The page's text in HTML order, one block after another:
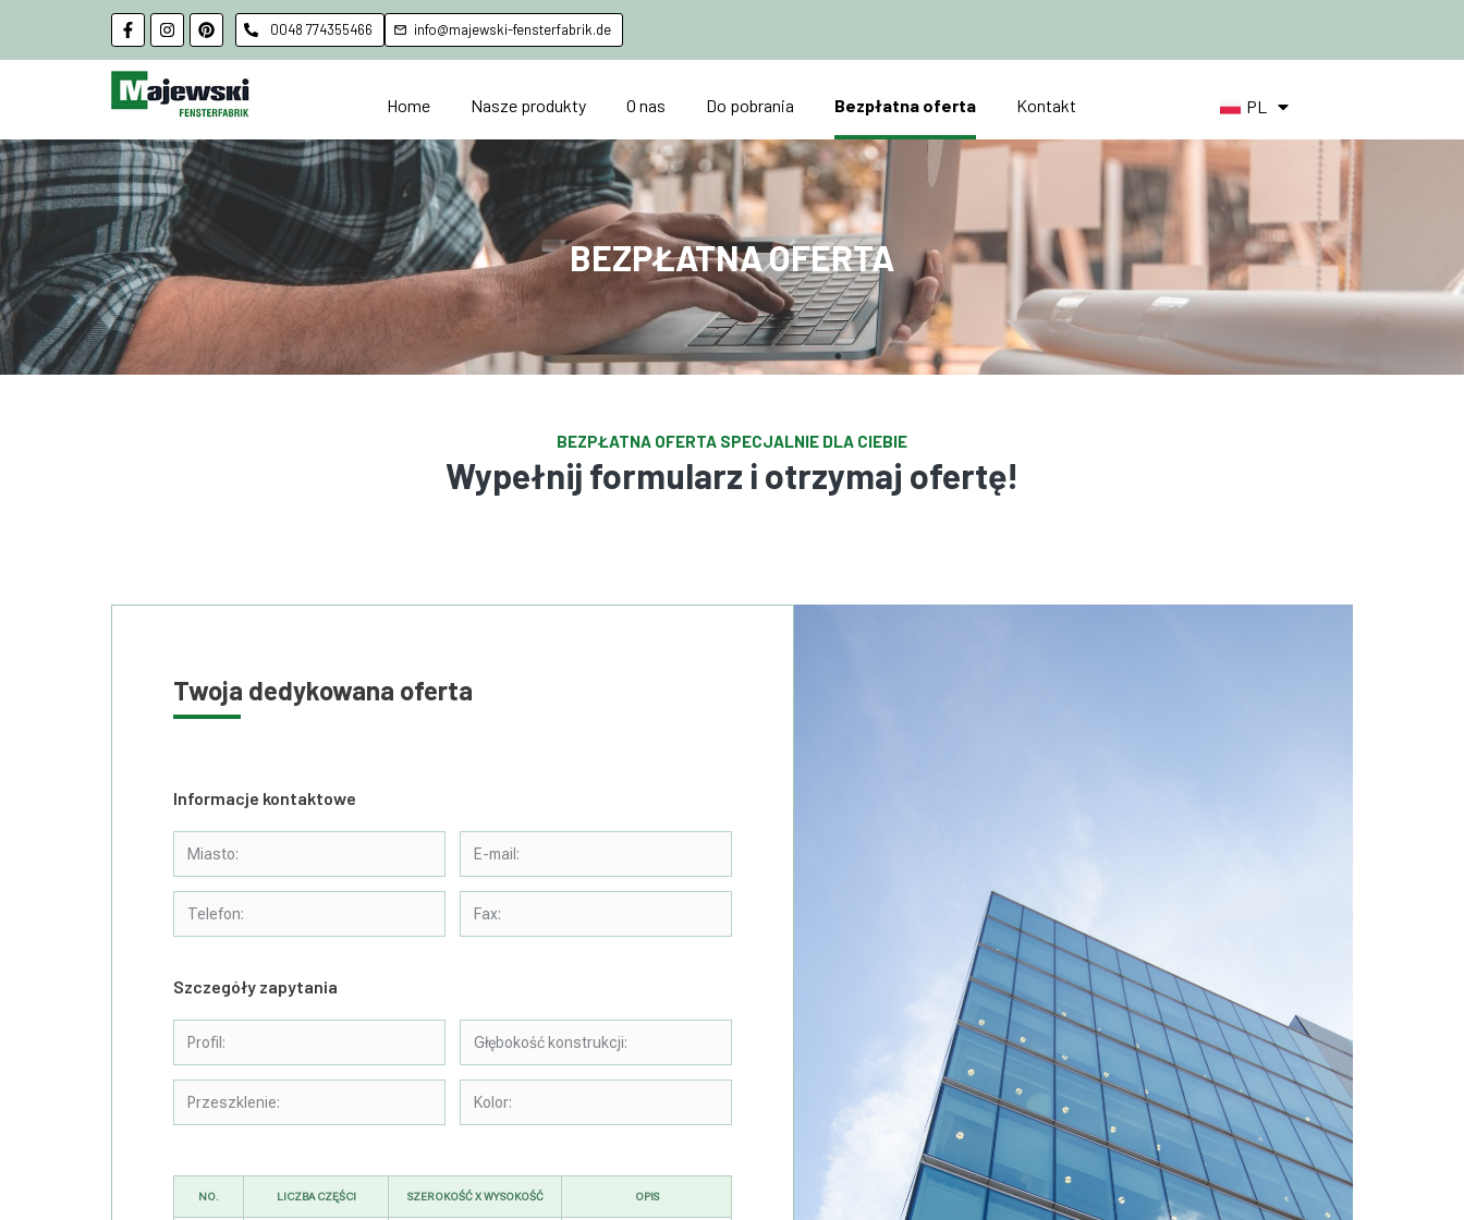
0048 774355466 info@majewski-fensterfabrik.de
Home Nasze produkty O nas Do pobrania Bezpłatna oferta Kontakt PL
DE
BEZPŁATNA OFERTA
BEZPŁATNA OFERTA SPECJALNIE DLA CIEBIE
Wypełnij formularz i otrzymaj ofertę!
Twoja dedykowana oferta
Informacje kontaktowe
Szczegóły zapytania
NO. LICZBA CZĘŚCI SZEROKOŚĆ X WYSOKOŚĆ OPIS